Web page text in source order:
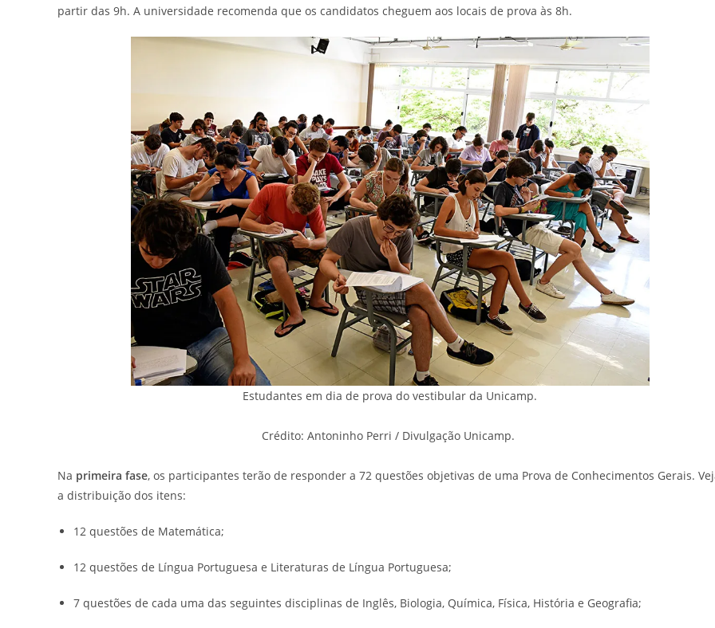
partir das 9h. A universidade recomenda que os candidatos cheguem aos locais de prova às 8h.
Estudantes em dia de prova do vestibular da Unicamp.
Crédito: Antoninho Perri / Divulgação Unicamp.
Na primeira fase, os participantes terão de responder a 72 questões objetivas de uma Prova de Conhecimentos Gerais.
a distribuição dos itens:
12 questões de Matemática;
12 questões de Língua Portuguesa e Literaturas de Língua Portuguesa;
7 questões de cada uma das seguintes disciplinas de Inglês, Biologia, Química, Física, História e Geografia;